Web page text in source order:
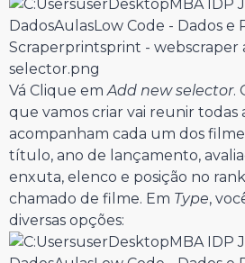
Vá Clique em Add new selector.
que vamos criar vai reunir todas
acompanham cada um dos
título, ano de lançamento,
enxuta, elenco e posição no
chamado de filme. Em Type,
diversas opções: